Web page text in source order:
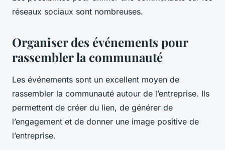
réseaux sociaux sont nombreuses.
Organiser des événements pour
rassembler la communauté
Les événements sont un excellent moyen de
rassembler la communauté autour de l’entreprise. Ils
permettent de créer du lien, de générer de
l’engagement et de donner une image positive de
l’entreprise.